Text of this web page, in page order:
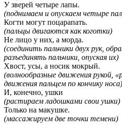
У зверей четыре лапы.
(поднимаем и опускаем четыре
Когти могут поцарапать.
(пальцы двигаются как коготки)
Не лицо у них, а морда.
(соединить пальчики двух рук,
разъединять пальчики, опуская их)
Хвост, усы, а носик мокрый.
(волнообразные движения рукой,
движения пальцем по кончику носа)
И, конечно, ушки
(растираем ладошками свои ушки)
Только на макушке.
(массажируем две точки темени)